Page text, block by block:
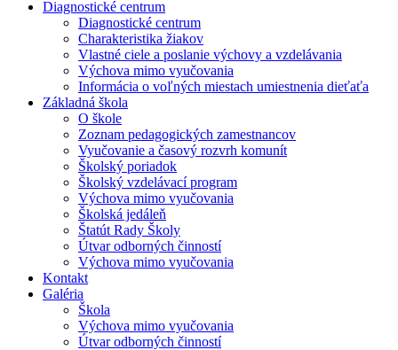
Diagnostické centrum
Diagnostické centrum
Charakteristika žiakov
Vlastné ciele a poslanie výchovy a vzdelávania
Výchova mimo vyučovania
Informácia o voľných miestach umiestnenia dieťaťa
Základná škola
O škole
Zoznam pedagogických zamestnancov
Vyučovanie a časový rozvrh komunít
Školský poriadok
Školský vzdelávací program
Výchova mimo vyučovania
Školská jedáleň
Štatút Rady Školy
Útvar odborných činností
Výchova mimo vyučovania
Kontakt
Galéria
Škola
Výchova mimo vyučovania
Útvar odborných činností